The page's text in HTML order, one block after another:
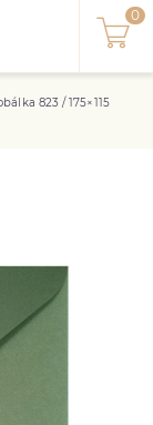
823 / 175×115